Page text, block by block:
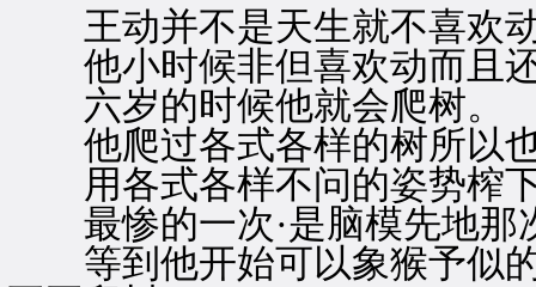
王动并不是天生就不喜欢
他小时候非但喜欢动而且还
六岁的时候他就会爬树。
他爬过各式各样的树所以也
用各式各样不问的姿势榨
最惨的一次·是脑模先地那
等到他开始可以象猴予似的